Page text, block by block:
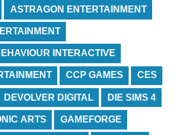
ASTRAGON ENTERTAINMENT
INTERACTIVE
CCP GAMES CES
DEVOLVER DIGITAL DIE SIMS 4
ARTS GAMEFORGE